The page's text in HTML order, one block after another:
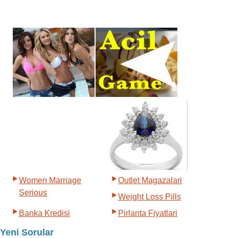
Women Marriage
Serious
Outlet Magazalari
Weight Loss Pills
Banka Kredisi
Pirlanta Fiyatlari
Yeni Sorular